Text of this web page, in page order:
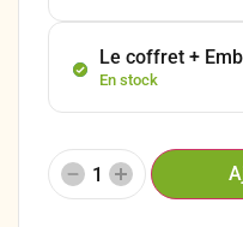
Le coffret +
En stock